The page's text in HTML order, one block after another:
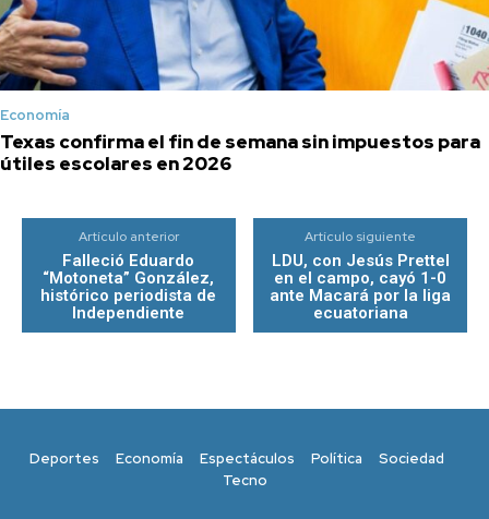
Economía
Texas confirma el fin de semana sin impuestos para
útiles escolares en 2026
Artículo anterior
Falleció Eduardo
“Motoneta” González,
histórico periodista de
Independiente
Artículo siguiente
LDU, con Jesús Prettel
en el campo, cayó 1-0
ante Macará por la liga
ecuatoriana
Deportes Economía Espectáculos Política
Sociedad
Tecno